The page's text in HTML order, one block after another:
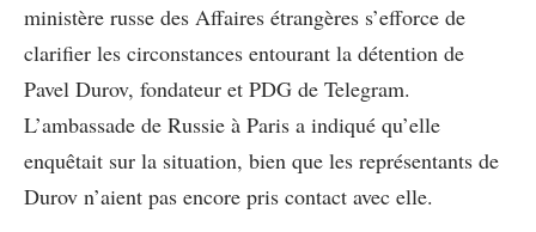
ministère russe des Affaires étrangères s’efforce de
clarifier les circonstances entourant la détention de
Pavel Durov, fondateur et PDG de Telegram.
L’ambassade de Russie à Paris a indiqué qu’elle
enquêtait sur la situation, bien que les représentants de
Durov n’aient pas encore pris contact avec elle.